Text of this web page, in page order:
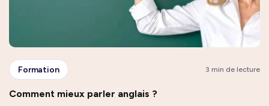
Formation 3 min de lecture
Comment mieux parler anglais ?